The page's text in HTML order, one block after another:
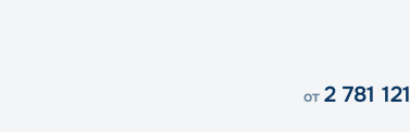
от 2 781 121